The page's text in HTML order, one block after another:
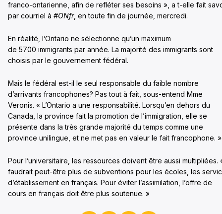
franco-ontarienne, afin de refléter ses besoins », a t-elle fait
par courriel à #ONfr, en toute fin de journée, mercredi.
En réalité, l’Ontario ne sélectionne qu’un maximum
de 5700 immigrants par année. La majorité des immigrants sont
choisis par le gouvernement fédéral.
Mais le fédéral est-il le seul responsable du faible nombre
d’arrivants francophones? Pas tout à fait, sous-entend Mme
Veronis. « L’Ontario a une responsabilité. Lorsqu’en dehors du
Canada, la province fait la promotion de l’immigration, elle se
présente dans la très grande majorité du temps comme une
province unilingue, et ne met pas en valeur le fait francophone. »
Pour l’universitaire, les ressources doivent être aussi multipliées.
faudrait peut-être plus de subventions pour les écoles, les
d’établissement en français. Pour éviter l’assimilation, l’offre de
cours en français doit être plus soutenue. »